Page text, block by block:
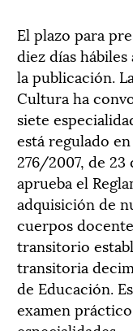
El plazo para
diez días
la publicación.
Cultura ha
siete
está regulado
276/2007, de
aprueba el
adquisición de
cuerpos
transitorio
transitoria
de Educación.
examen